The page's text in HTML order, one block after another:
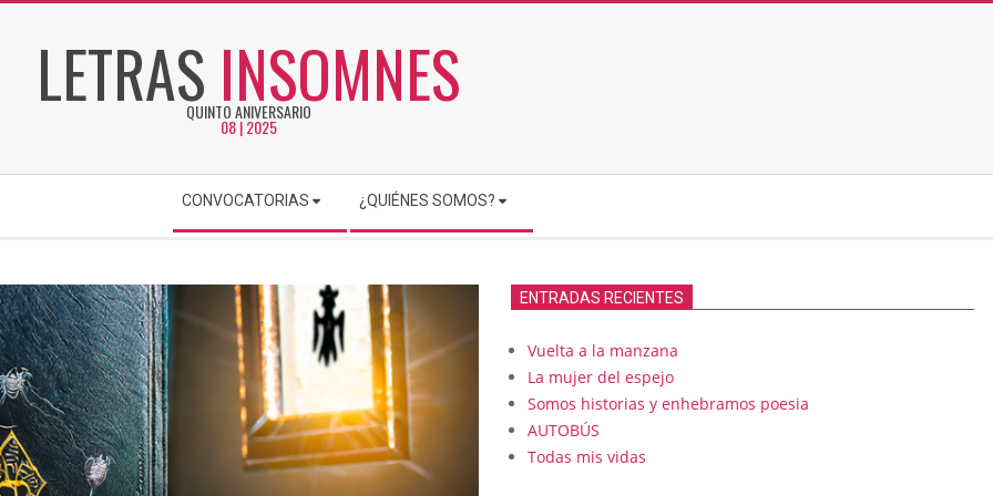
LETRAS INSOMNES
QUINTO ANIVERSARIO
08 | 2025
CONVOCATORIAS ¿QUIÉNES SOMOS?
ENTRADAS RECIENTES
Vuelta a la manzana
La mujer del espejo
Somos historias y enhebramos poesia
AUTOBÚS
Todas mis vidas